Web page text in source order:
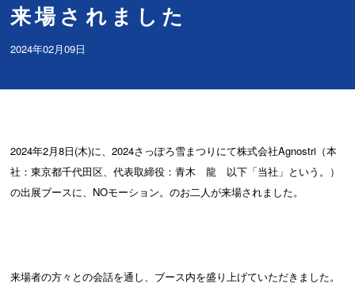
来場されました
2024年02月09日
2024年2月8日(木)に、2024さっぽろ雪まつりにて株式会社Agnostri（本
社：東京都千代田区、代表取締役：青木 龍 以下「当社」という。）
の出展ブースに、NOモーション。のお二人が来場されました。
来場者の方々との会話を通し、ブース内を盛り上げていただきました。